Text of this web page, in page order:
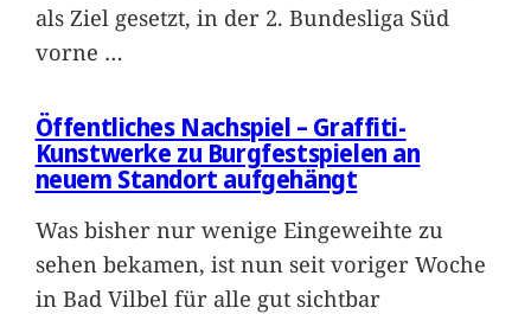
als Ziel gesetzt, in der 2. Bundesliga Süd
vorne …
Öffentliches Nachspiel – Graffiti-
Kunstwerke zu Burgfestspielen an
neuem Standort aufgehängt
Was bisher nur wenige Eingeweihte zu
sehen bekamen, ist nun seit voriger Woche
in Bad Vilbel für alle gut sichtbar